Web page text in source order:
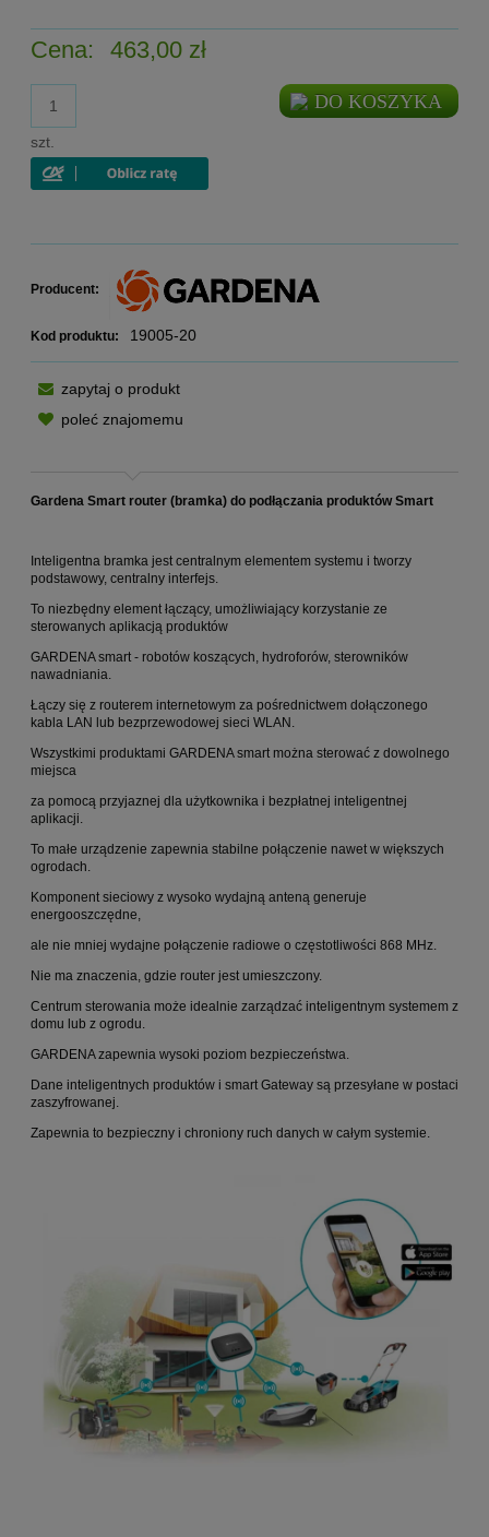
Cena: 463,00 zł
szt.
DO KOSZYKA
Producent:
Kod produktu: 19005-20
zapytaj o produkt
poleć znajomemu
Gardena Smart router (bramka) do podłączania produktów Smart
Inteligentna bramka jest centralnym elementem systemu i tworzy
podstawowy, centralny interfejs.
To niezbędny element łączący, umożliwiający korzystanie ze
sterowanych aplikacją produktów
GARDENA smart - robotów koszących, hydroforów, sterowników
nawadniania.
Łączy się z routerem internetowym za pośrednictwem dołączonego
kabla LAN lub bezprzewodowej sieci WLAN.
Wszystkimi produktami GARDENA smart można sterować z dowolnego
miejsca
za pomocą przyjaznej dla użytkownika i bezpłatnej inteligentnej
aplikacji.
To małe urządzenie zapewnia stabilne połączenie nawet w większych
ogrodach.
Komponent sieciowy z wysoko wydajną anteną generuje
energooszczędne,
ale nie mniej wydajne połączenie radiowe o częstotliwości 868 MHz.
Nie ma znaczenia, gdzie router jest umieszczony.
Centrum sterowania może idealnie zarządzać inteligentnym systemem z
domu lub z ogrodu.
GARDENA zapewnia wysoki poziom bezpieczeństwa.
Dane inteligentnych produktów i smart Gateway są przesyłane w postaci
zaszyfrowanej.
Zapewnia to bezpieczny i chroniony ruch danych w całym systemie.